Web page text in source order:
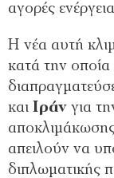
αγορές
Η νέα αυτή
κατά την οποία
και Ιράν για
αποκλιμάκωσης,
απειλούν να
διπλωματικής